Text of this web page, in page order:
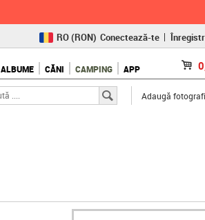
(KČ)
SK(€)
RO(RON) Conectează-te
ALBUME CĂNI CAMPING APP
Adaugă